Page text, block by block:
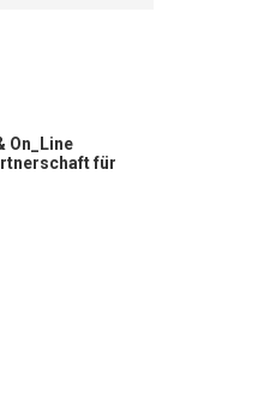
On_Line
für